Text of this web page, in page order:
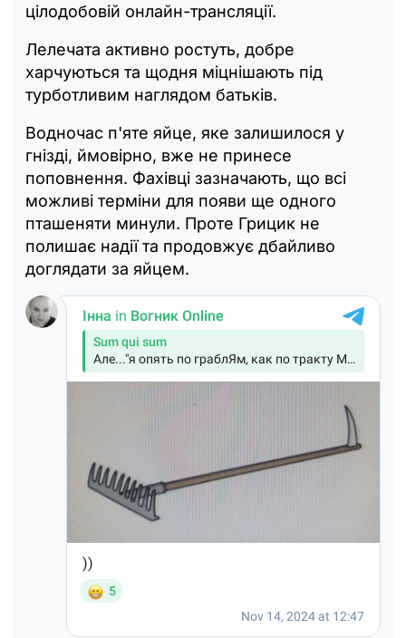
цілодобовій онлайн-трансляції.
Лелечата активно ростуть, добре
харчуються та щодня міцнішають під
турботливим наглядом батьків.
Водночас п'яте яйце, яке залишилося у
гнізді, ймовірно, вже не принесе
поповнення. Фахівці зазначають, що всі
можливі терміни для появи ще одного
пташеняти минули. Проте Грицик не
полишає надії та продовжує дбайливо
доглядати за яйцем.